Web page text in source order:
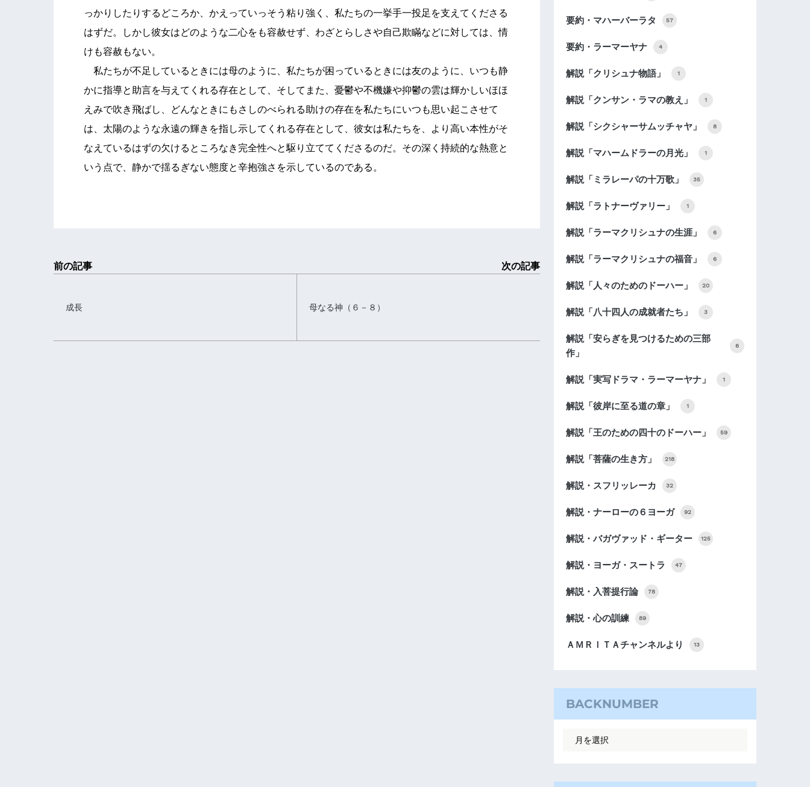
っかりしたりするどころか、かえっていっそう粘り強く、私たちの一挙手一投足を支えてくださる
はずだ。しかし彼女はどのような二心をも容赦せず、わざとらしさや自己欺瞞などに対しては、情
けも容赦もない。
私たちが不足しているときには母のように、私たちが困っているときには友のように、いつも静
かに指導と助言を与えてくれる存在として、そしてまた、憂鬱や不機嫌や抑鬱の雲は輝かしいほほ
えみで吹き飛ばし、どんなときにもさしのべられる助けの存在を私たちにいつも思い起こさせて
は、太陽のような永遠の輝きを指し示してくれる存在として、彼女は私たちを、より高い本性がそ
なえているはずの欠けるところなき完全性へと駆り立ててくださるのだ。その深く持続的な熱意と
いう点で、静かで揺るぎない態度と辛抱強さを示しているのである。
前の記事
成長
次の記事
母なる神（６－８）
要約・マハーバーラタ 57
要約・ラーマーヤナ 4
解説「クリシュナ物語」 1
解説「クンサン・ラマの教え」 1
解説「シクシャーサムッチャヤ」 8
解説「マハームドラーの月光」 1
解説「ミラレーパの十万歌」 35
解説「ラトナーヴァリー」 1
解説「ラーマクリシュナの生涯」 6
解説「ラーマクリシュナの福音」 6
解説「人々のためのドーハー」 20
解説「八十四人の成就者たち」 3
解説「安らぎを見つけるための三部
作」
6
解説「実写ドラマ・ラーマーヤナ」 1
解説「彼岸に至る道の章」 1
解説「王のための四十のドーハー」 59
解説「菩薩の生き方」 218
解説・スフリッレーカ 32
解説・ナーローの６ヨーガ 92
解説・バガヴァッド・ギーター 125
解説・ヨーガ・スートラ 47
解説・入菩提行論 78
解説・心の訓練 89
ＡＭＲＩＴＡチャンネルより 13
BACKNUMBER